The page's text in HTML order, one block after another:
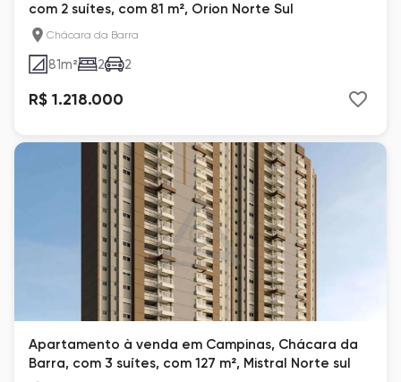
com 2 suítes, com 81 m², Orion Norte Sul
Chácara da Barra
81m² 2 2
R$ 1.218.000
Apartamento à venda em Campinas, Chácara da
Barra, com 3 suítes, com 127 m², Mistral Norte sul